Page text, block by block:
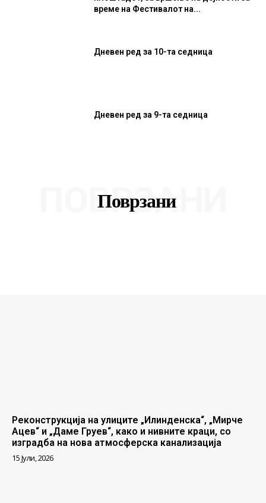
време на Фестивалот на...
Дневен ред за 10-та седница
Дневен ред за 9-та седница
Поврзани
ПОВРЗАНИ
Реконструкција на улиците „Илинденска“, „Мирче
Ацев“ и „Даме Груев“, како и нивните краци, со
изградба на нова атмосферска канализација
15 Јули, 2026